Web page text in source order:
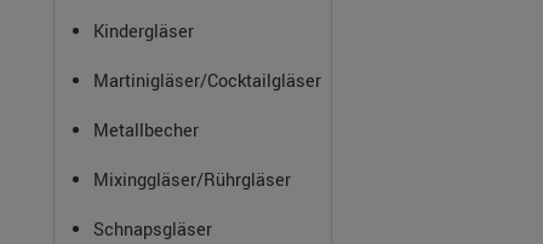
Kindergläser
Martinigläser/Cocktailgläser
Metallbecher
Mixinggläser/Rührgläser
Schnapsgläser